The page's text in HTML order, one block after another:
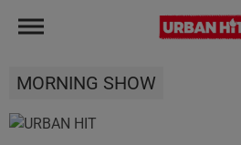
MORNING SHOW